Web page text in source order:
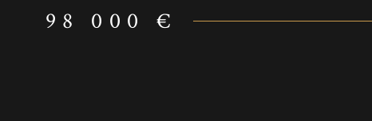
un investissement locatif ou un pied-à-terre, cet
appartement allie emplacement et fonctionnalité. À
98 000 €